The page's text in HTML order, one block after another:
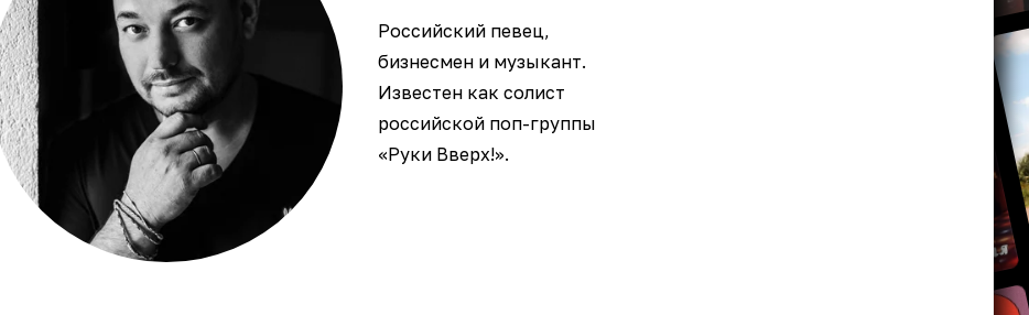
Российский певец,
бизнесмен и музыкант.
Известен как солист
российской поп-группы
«Руки Вверх!».